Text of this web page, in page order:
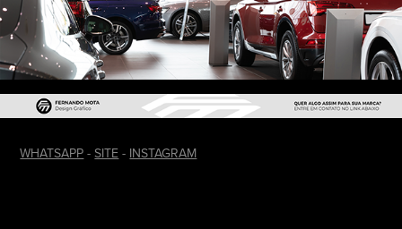
WHATSAPP -SITE - INSTAGRAM